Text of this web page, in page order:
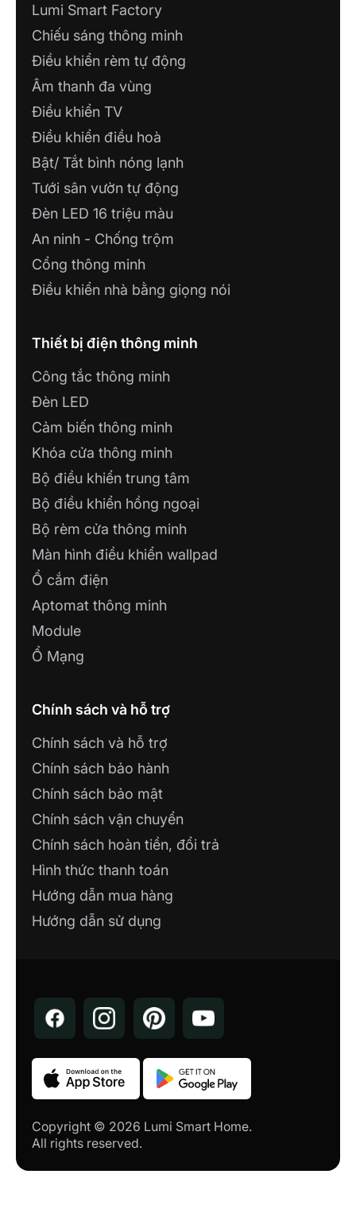
Lumi Smart Factory
Chiếu sáng thông minh
Điều khiển rèm tự động
Âm thanh đa vùng
Điều khiển TV
Điều khiển điều hoà
Bật/ Tắt bình nóng lạnh
Tưới sân vườn tự động
Đèn LED 16 triệu màu
An ninh - Chống trộm
Cổng thông minh
Điều khiển nhà bằng giọng nói
Thiết bị điện thông minh
Công tắc thông minh
Đèn LED
Cảm biến thông minh
Khóa cửa thông minh
Bộ điều khiển trung tâm
Bộ điều khiển hồng ngoại
Bộ rèm cửa thông minh
Màn hình điều khiển wallpad
Ổ cắm điện
Aptomat thông minh
Module
Ổ Mạng
Chính sách và hỗ trợ
Chính sách và hỗ trợ
Chính sách bảo hành
Chính sách bảo mật
Chính sách vận chuyển
Chính sách hoàn tiền, đổi trả
Hình thức thanh toán
Hướng dẫn mua hàng
Hướng dẫn sử dụng
Copyright © 2026 Lumi Smart Home.
All rights reserved.